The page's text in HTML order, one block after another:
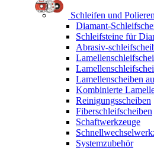
Schleifen und Polieren
Diamant-
Schleifsteine für
Abrasiv-
Lamellenscheiben
Kombinierte
Reinigungsscheiben
Fiberschleifscheiben
Schaftwerkzeuge
Systemzubehör